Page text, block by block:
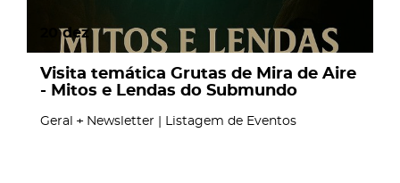
dez
Visita temática Grutas de Mira de Aire
- Mitos e Lendas do Submundo
Geral Newsletter | Listagem de Eventos